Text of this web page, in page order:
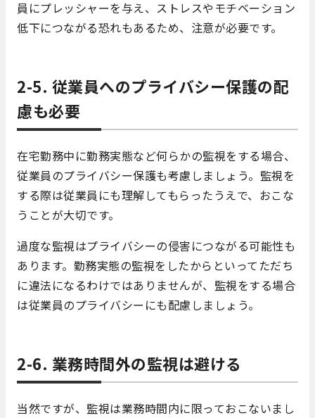
員にプレッシャーを与え、ストレスやモチベーション
低下につながる恐れもあるため、注意が必要です。
2-5. 従業員へのプライバシー保護の配
慮も必要
在宅勤務中に勤務実態など何らかの監視をする場合、
従業員のプライバシー保護も考慮しましょう。監視を
する際は従業員にも理解してもらったうえで、おこな
うことが大切です。
過度な監視はプライバシーの侵害につながる可能性も
あります。勤務実態の監視をしたからといってただち
に違法になるわけではありませんが、監視をする場合
は従業員のプライバシーにも配慮しましょう。
2-6. 業務時間外の監視は避ける
当然ですが、監視は業務時間内に限っておこないまし